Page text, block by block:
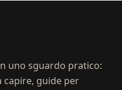
uno sguardo pratico:
capire, guide per